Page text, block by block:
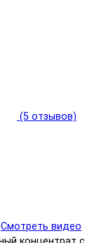
(5 отзывов)
Смотреть видео